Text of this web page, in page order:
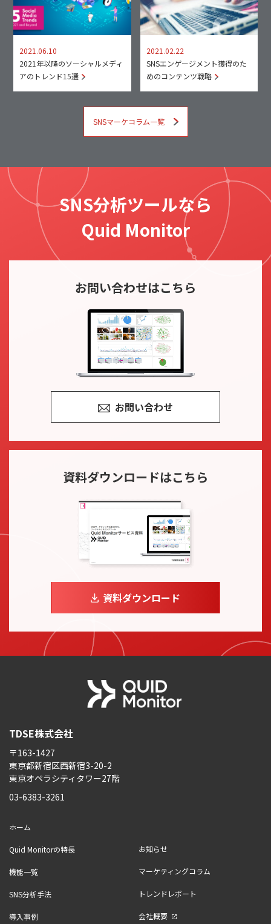
2021.06.10
2021年以降のソーシャルメディ
アのトレンド15選
2021.02.22
SNSエンゲージメント獲得のた
めのコンテンツ戦略
SNSマーケコラム一覧
SNS分析ツールなら
Quid Monitor
お問い合わせはこちら
お問い合わせ
資料ダウンロードはこちら
資料ダウンロード
TDSE株式会社
〒163-1427
東京都新宿区西新宿3-20-2
東京オペラシティタワー27階
03-6383-3261
ホーム
Quid Monitorの特長
機能一覧
SNS分析手法
導入事例
お知らせ
マーケティングコラム
トレンドレポート
会社概要